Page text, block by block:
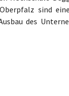
sind
des